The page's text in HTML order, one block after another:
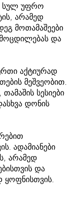
სულ უფრო
არამედ
მოთამაშეები
და
აქტიურად
მეშვეობით.
სესიები
დონის
ადამიანები
არამედ
და
ყოფნისთვის.